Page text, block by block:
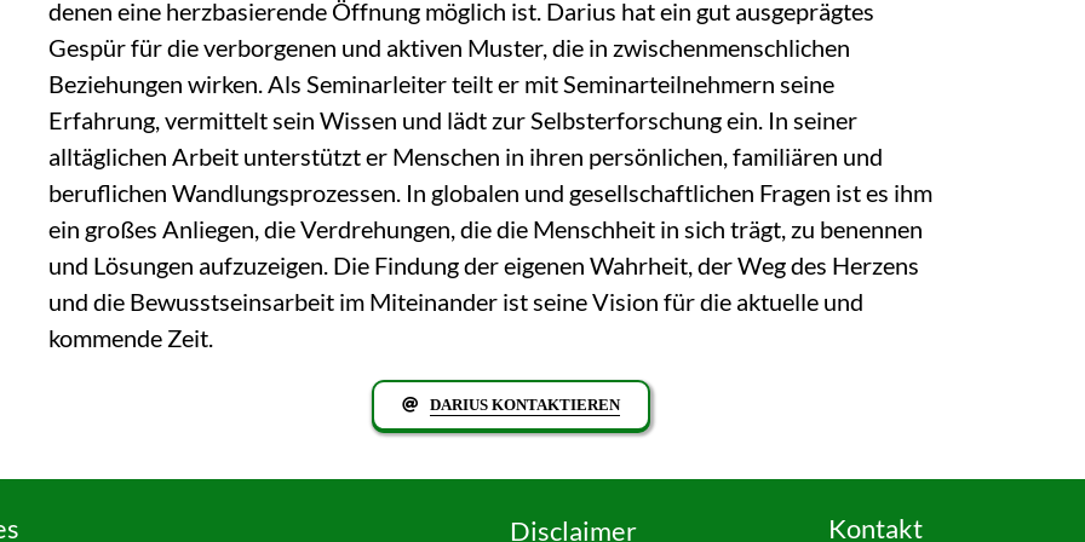
denen eine herzbasierende Öffnung möglich ist. Darius hat ein gut ausgeprägtes
Gespür für die verborgenen und aktiven Muster, die in zwischenmenschlichen
Beziehungen wirken. Als Seminarleiter teilt er mit Seminarteilnehmern seine
Erfahrung, vermittelt sein Wissen und lädt zur Selbsterforschung ein. In seiner
alltäglichen Arbeit unterstützt er Menschen in ihren persönlichen, familiären und
beruflichen Wandlungsprozessen. In globalen und gesellschaftlichen Fragen ist es ihm
ein großes Anliegen, die Verdrehungen, die die Menschheit in sich trägt, zu benennen
und Lösungen aufzuzeigen. Die Findung der eigenen Wahrheit, der Weg des Herzens
und die Bewusstseinsarbeit im Miteinander ist seine Vision für die aktuelle und
kommende Zeit.
DARIUS KONTAKTIEREN
Disclaimer Kontakt